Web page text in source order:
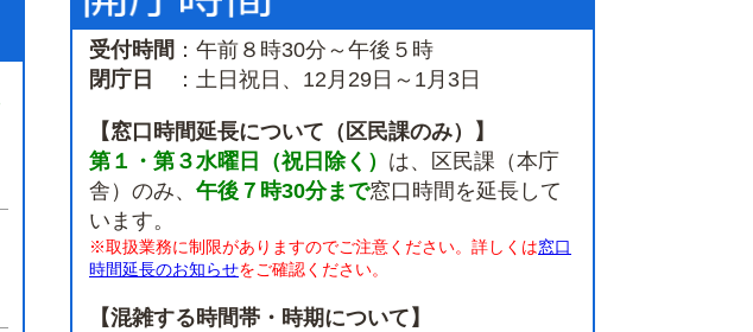
受付時間 ：午前８時30分～午後５時
閉庁日
：土日祝日、12月29日～1月3日
【窓口時間延長について（区民課のみ）】
第１・第３水曜日（祝日除く） は、区民課（本庁
舎）のみ、 午後７時30分まで窓口時間を延長して
います。
※取扱業務に制限がありますのでご注意ください。詳しくは窓口
時間延長のお知らせをご確認ください。
【混雑する時間帯・時期について】